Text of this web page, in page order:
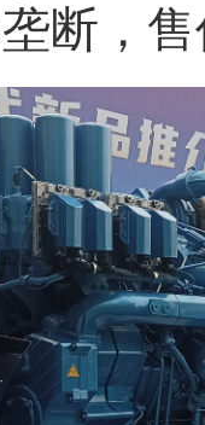
断，